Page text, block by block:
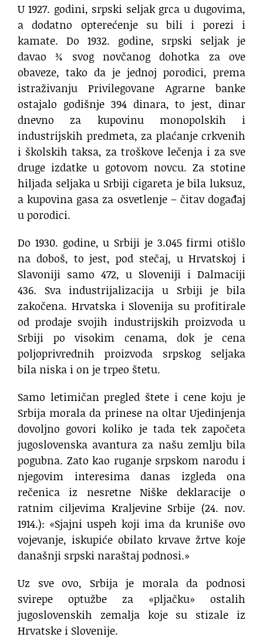
U 1927. godini, srpski seljak grca u dugovima,
a dodatno opterećenje su bili i porezi i
kamate. Do 1932. godine, srpski seljak je
davao ¾ svog novčanog dohotka za ove
obaveze, tako da je jednoj porodici, prema
istraživanju Privilegovane Agrarne banke
ostajalo godišnje 394 dinara, to jest, dinar
dnevno za kupovinu monopolskih i
industrijskih predmeta, za plaćanje crkvenih
i školskih taksa, za troškove lečenja i za sve
druge izdatke u gotovom novcu. Za stotine
hiljada seljaka u Srbiji cigareta je bila luksuz,
a kupovina gasa za osvetlenje – čitav događaj
u porodici.
Do 1930. godine, u Srbiji je 3.045 firmi otišlo
na doboš, to jest, pod stečaj, u Hrvatskoj i
Slavoniji samo 472, u Sloveniji i Dalmaciji
436. Sva industrijalizacija u Srbiji je bila
zakočena. Hrvatska i Slovenija su profitirale
od prodaje svojih industrijskih proizvoda u
Srbiji po visokim cenama, dok je cena
poljoprivrednih proizvoda srpskog seljaka
bila niska i on je trpeo štetu.
Samo letimičan pregled štete i cene koju je
Srbija morala da prinese na oltar Ujedinjenja
dovoljno govori koliko je tada tek započeta
jugoslovenska avantura za našu zemlju bila
pogubna. Zato kao ruganje srpskom narodu i
njegovim interesima danas izgleda ona
rečenica iz nesretne Niške deklaracije o
ratnim ciljevima Kraljevine Srbije (24. nov.
1914.): «Sjajni uspeh koji ima da kruniše ovo
vojevanje, iskupiće obilato krvave žrtve koje
današnji srpski naraštaj podnosi.»
Uz sve ovo, Srbija je morala da podnosi
svirepe optužbe za «pljačku» ostalih
jugoslovenskih zemalja koje su stizale iz
Hrvatske i Slovenije.